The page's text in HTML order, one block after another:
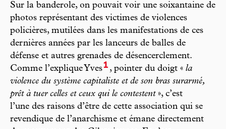
Sur la banderole, on pouvait voir une soixantaine de
photos représentant des victimes de violences
policières, mutilées dans les manifestations de ces
dernières années par les lanceurs de balles de
défense et autres grenades de désencerclement.
Comme l’explique Yves1 , pointer du doigt « la
violence du système capitaliste et de son bras surarmé,
prêt à tuer celles et ceux qui le contestent», c’est
l’une des raisons d’être de cette association qui se
revendique de l’anarchisme et émane directement